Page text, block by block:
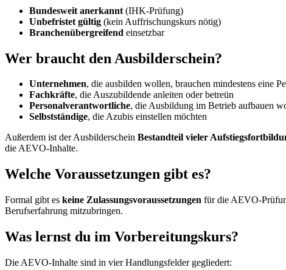
Bundesweit anerkannt (IHK-Prüfung)
Unbefristet gültig (kein Auffrischungskurs nötig)
Branchenübergreifend einsetzbar
Wer braucht den Ausbilderschein?
Unternehmen, die ausbilden wollen, brauchen mindestens eine
Fachkräfte, die Auszubildende anleiten oder betreün
Personalverantwortliche, die Ausbildung im Betrieb aufbauen
Selbstständige, die Azubis einstellen möchten
Außerdem ist der Ausbilderschein Bestandteil vieler
die AEVO-Inhalte.
Welche Voraussetzungen gibt es?
Formal gibt es keine Zulassungsvoraussetzungen für die AEVO-
Berufserfahrung mitzubringen.
Was lernst du im Vorbereitungskurs?
Die AEVO-Inhalte sind in vier Handlungsfelder gegliedert: